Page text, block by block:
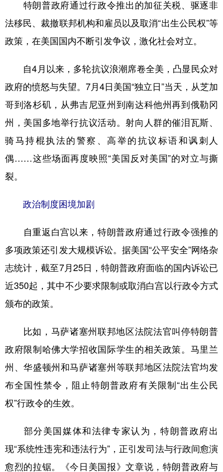
特朗普政府通过行政令推出的加征关税、驱逐非
法移民、裁撤联邦机构和雇员以及取消“出生公民权”等
政策，在美国国内不断引发争议，激化社会对立。
自4月以来，多轮抗议浪潮席卷全美，凸显民众对
政府的愤怒与失望。7月4日美国“独立日”当天，从芝加
哥到洛杉矶，从弗吉尼亚州到南达科他州再到俄勒冈
州，美国多地举行抗议活动。射向人群的催泪瓦斯、
骑马持棍执法的警察、高举的抗议标语和讽刺人
偶……这些场面再度映照“美国反对美国”的对立与撕
裂。
政治制度困境加剧
自重返白宫以来，特朗普政府通过行政令强推的
多项政策还引发大规模诉讼。据美国“公平安全”网络杂
志统计，截至7月25日，特朗普政府面临的国内诉讼已
近350起，其中不少要求限制或取消白宫以行政令方式
颁布的政策。
比如，马萨诸塞州联邦地区法院法官叫停特朗普
政府限制哈佛大学招收国际学生的相关政策。马里兰
州、华盛顿州和马萨诸塞州等联邦地区法院法官均发
布全国性禁令，阻止特朗普政府有关限制“出生公民
权”行政令的生效。
部分美国媒体和法律专家认为，特朗普政府出
现“系统性违宪和违法行为”，正引发司法与行政间愈演
愈烈的拉锯。《今日美国报》文章说，特朗普政府与